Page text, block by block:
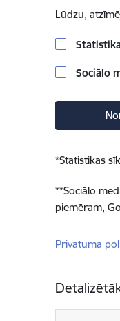
Lūdzu,
Sociālo
*Statistikas
**Sociālo
piemēram,
Privātuma